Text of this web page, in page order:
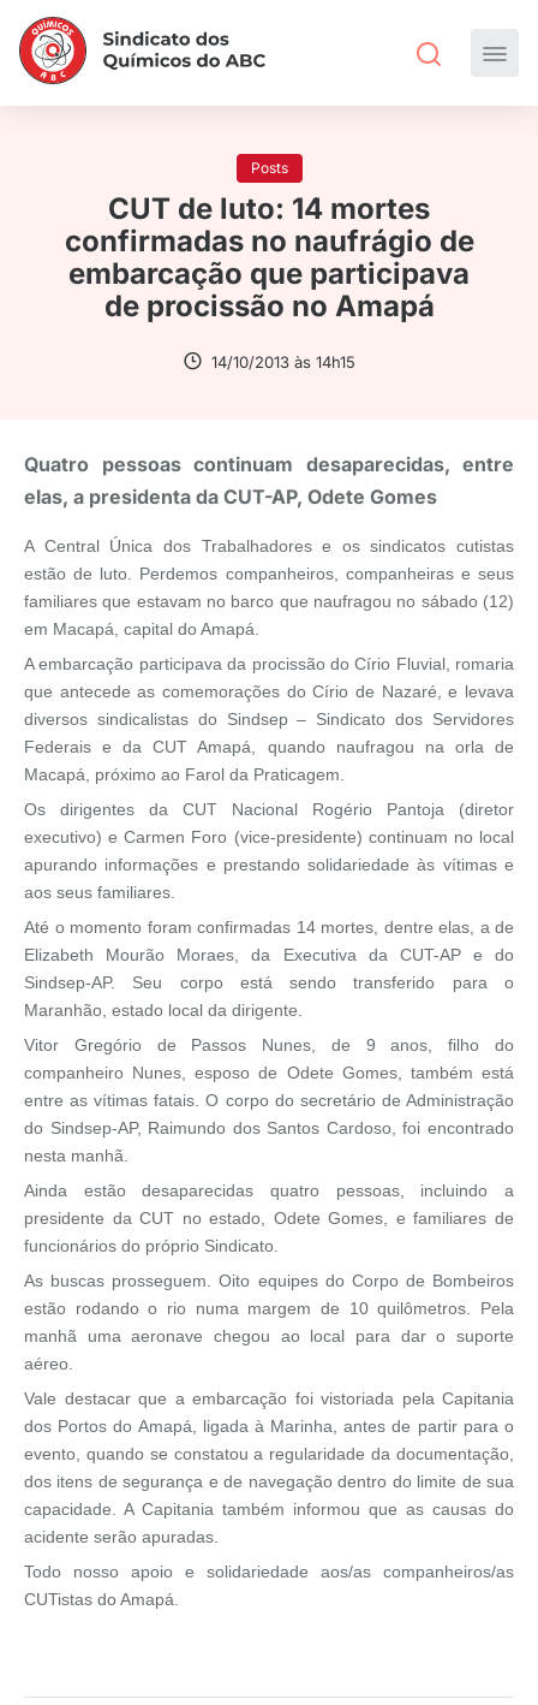
Posts
CUT de luto: 14 mortes
confirmadas no naufrágio de
embarcação que participava
de procissão no Amapá
14/10/2013 às 14h15
Quatro pessoas continuam desaparecidas, entre
elas, a presidenta da CUT-AP, Odete Gomes
A Central Única dos Trabalhadores e os sindicatos cutistas
estão de luto. Perdemos companheiros, companheiras e seus
familiares que estavam no barco que naufragou no sábado (12)
em Macapá, capital do Amapá.
A embarcação participava da procissão do Círio Fluvial, romaria
que antecede as comemorações do Círio de Nazaré, e levava
diversos sindicalistas do Sindsep – Sindicato dos Servidores
Federais e da CUT Amapá, quando naufragou na orla de
Macapá, próximo ao Farol da Praticagem.
Os dirigentes da CUT Nacional Rogério Pantoja (diretor
executivo) e Carmen Foro (vice-presidente) continuam no local
apurando informações e prestando solidariedade às vítimas e
aos seus familiares.
Até o momento foram confirmadas 14 mortes, dentre elas, a de
Elizabeth Mourão Moraes, da Executiva da CUT-AP e do
Sindsep-AP. Seu corpo está sendo transferido para o
Maranhão, estado local da dirigente.
Vitor Gregório de Passos Nunes, de 9 anos, filho do
companheiro Nunes, esposo de Odete Gomes, também está
entre as vítimas fatais. O corpo do secretário de Administração
do Sindsep-AP, Raimundo dos Santos Cardoso, foi encontrado
nesta manhã.
Ainda estão desaparecidas quatro pessoas, incluindo a
presidente da CUT no estado, Odete Gomes, e familiares de
funcionários do próprio Sindicato.
As buscas prosseguem. Oito equipes do Corpo de Bombeiros
estão rodando o rio numa margem de 10 quilômetros. Pela
manhã uma aeronave chegou ao local para dar o suporte
aéreo.
Vale destacar que a embarcação foi vistoriada pela Capitania
dos Portos do Amapá, ligada à Marinha, antes de partir para o
evento, quando se constatou a regularidade da documentação,
dos itens de segurança e de navegação dentro do limite de sua
capacidade. A Capitania também informou que as causas do
acidente serão apuradas.
Todo nosso apoio e solidariedade aos/as companheiros/as
CUTistas do Amapá.